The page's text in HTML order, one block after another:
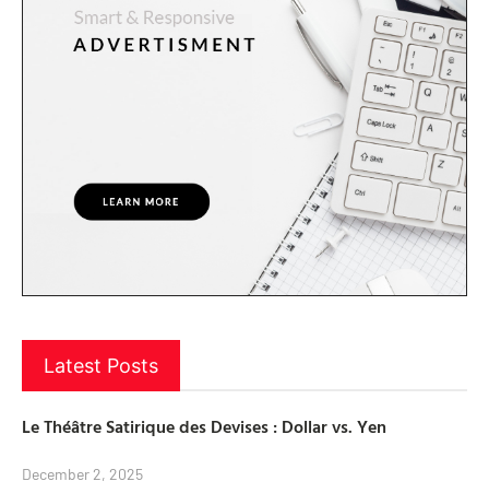
Latest Posts
Le Théâtre Satirique des Devises : Dollar vs. Yen
December 2, 2025